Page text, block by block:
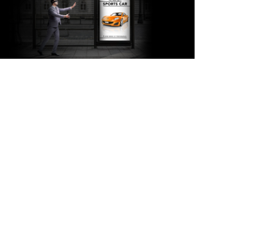
অক্টোবরে স্থানীয় সরকার নির্বাচন
আয়োজনের লক্ষ্যে প্রস্তুতি চলছে :
ইসি